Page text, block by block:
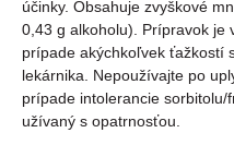
účinky. Obsahuje zvyškové
0,43 g alkoholu). Prípravok je
prípade akýchkoľvek ťažkostí
lekárnika. Nepoužívajte po
prípade intolerancie
užívaný s opatrnosťou.